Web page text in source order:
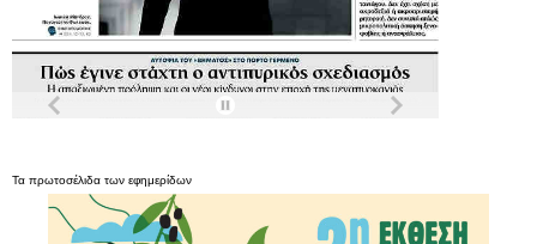
Τα πρωτοσέλιδα των εφημερίδων